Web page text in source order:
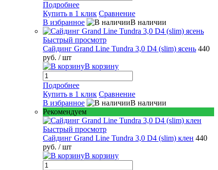
Подробнее
Купить в 1 клик Сравнение
В избранное
В наличии
Быстрый просмотр
Сайдинг Grand Line Tundra 3,0 D4 (slim) ясень 440
руб. / шт
В корзину
Подробнее
Купить в 1 клик Сравнение
В избранное
В наличии
Рекомендуем
Быстрый просмотр
Сайдинг Grand Line Tundra 3,0 D4 (slim) клен 440
руб. / шт
В корзину